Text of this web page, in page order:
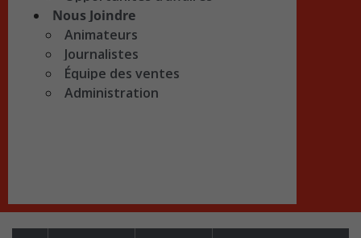
Nous Joindre
Animateurs
Journalistes
Équipe des ventes
Administration